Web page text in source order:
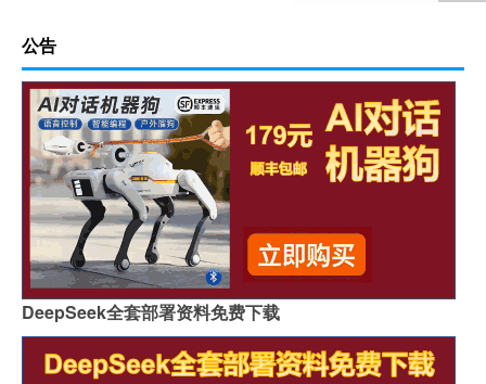
公告
DeepSeek全套部署资料免费下载